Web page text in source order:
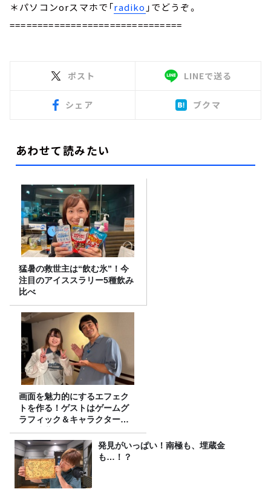
＊パソコンorスマホで「radiko 」でどうぞ。
===============================
ポスト LINEで送る
シェア ブクマ
あわせて読みたい
猛暑の救世主は“飲む氷”！今
注目のアイススラリー5種飲み
比べ
画面を魅力的にするエフェク
トを作る！ゲストはゲームグ
ラフィック＆キャラクター専
攻の遠藤里桜さん！
発見がいっぱい！南極も、埋蔵金
も…！？